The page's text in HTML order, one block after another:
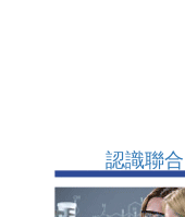
認識聯合